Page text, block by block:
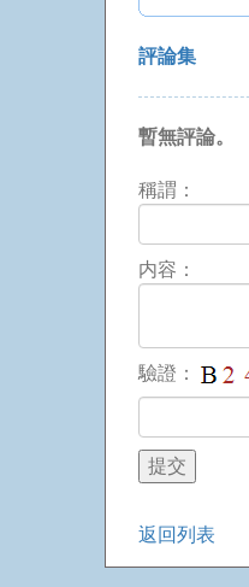
評論集
暫無評論。
稱謂：
内容：
驗證：
返回列表